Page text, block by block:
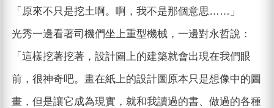
「原來不只是挖土啊。啊，我不是那個意思……」
光秀一邊看著司機們坐上重型機械，一邊對永哲說：
「這樣挖著挖著，設計圖上的建築就會出現在我們眼
前，很神奇吧。畫在紙上的設計圖原本只是想像中的圖
畫，但是讓它成為現實，就和我讀過的書、做過的各種